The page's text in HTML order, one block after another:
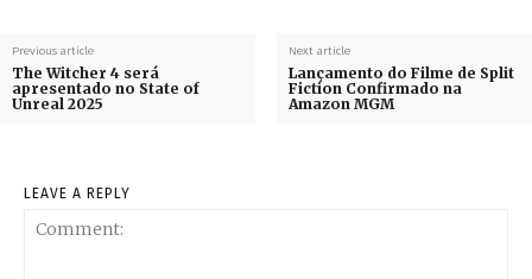
Previous article
The Witcher 4 será
apresentado no State of
Unreal 2025
Next article
Lançamento do Filme de Split
Fiction Confirmado na
Amazon MGM
LEAVE A REPLY